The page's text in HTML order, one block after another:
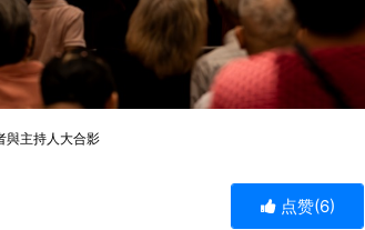
與主持人大合影
点赞(6)